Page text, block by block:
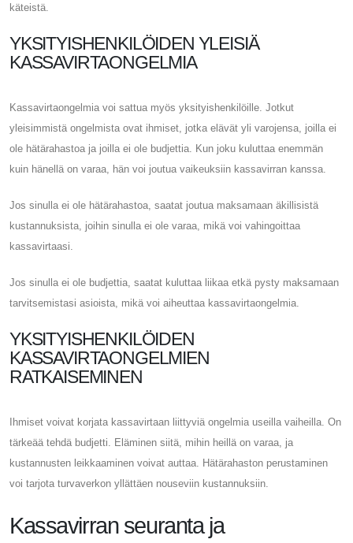
käteistä.
YKSITYISHENKILÖIDEN YLEISIÄ
KASSAVIRTAONGELMIA
Kassavirtaongelmia voi sattua myös yksityishenkilöille. Jotkut
yleisimmistä ongelmista ovat ihmiset, jotka elävät yli varojensa, joilla ei
ole hätärahastoa ja joilla ei ole budjettia. Kun joku kuluttaa enemmän
kuin hänellä on varaa, hän voi joutua vaikeuksiin kassavirran kanssa.
Jos sinulla ei ole hätärahastoa, saatat joutua maksamaan äkillisistä
kustannuksista, joihin sinulla ei ole varaa, mikä voi vahingoittaa
kassavirtaasi.
Jos sinulla ei ole budjettia, saatat kuluttaa liikaa etkä pysty maksamaan
tarvitsemistasi asioista, mikä voi aiheuttaa kassavirtaongelmia.
YKSITYISHENKILÖIDEN
KASSAVIRTAONGELMIEN
RATKAISEMINEN
Ihmiset voivat korjata kassavirtaan liittyviä ongelmia useilla vaiheilla. On
tärkeää tehdä budjetti. Eläminen siitä, mihin heillä on varaa, ja
kustannusten leikkaaminen voivat auttaa. Hätärahaston perustaminen
voi tarjota turvaverkon yllättäen nouseviin kustannuksiin.
Kassavirran seuranta ja